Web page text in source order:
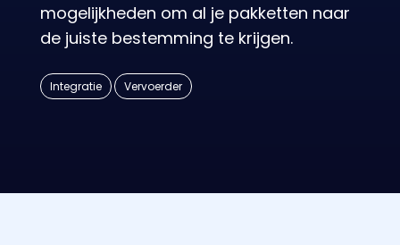
mogelijkheden om al je pakketten naar
de juiste bestemming te krijgen.
Integratie Vervoerder